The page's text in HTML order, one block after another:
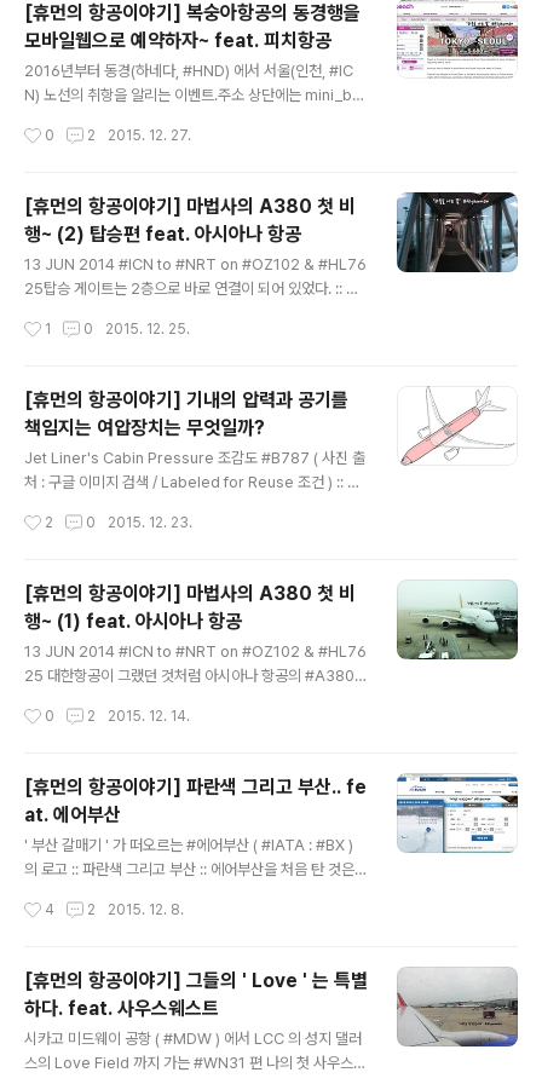
예정된 탑승 항공기의 대부분이 제주항공이 아닌 이스타항
공이라는 것이고,올해 예약된 목적지의 대부분이 동경이
아니라는 것이다. 그리고 분명한 것은, 작년만큼의 탑승 수
는 기록(???) 하지 못 할 것이라는 것. ' 주머니 사정이..
기를 힘차게 시작해 보고자, 그리고 새해가 된 기념..
[휴먼의 항공이야기] 복숭아항공의 동경행을
모바일웹으로 예약하자~ feat. 피치항공
2016년부터 동경(하네다, #HND) 에서 서울(인천, #IC
N) 노선의 취항을 알리는 이벤트.주소 상단에는 mini_ba
숭아항공... 동경에도 간다. :: 피치항공은 칸사이 공항의 저
하는 항공사로, 이미 서울-칸사이 노선은 일 3회에서 일 4
회로 늘리면서, 이미 많은 노선으로 포화상태라까지 불리
우는 서울-동경 노선을 취항하게 되었다. 2016년 2월 5
일 ~ 2016년 3월 26일 운항 스케줄#MM1009 편 하네
다 2:00 출발 서울 4:35 도착#MM1008 편 서울 22:50
입이 가능 한 것은, 칸사이 공항( ..
0 2 2015. 12. 27.
[휴먼의 항공이야기] 마법사의 A380 첫 비
행~ (2) 탑승편 feat. 아시아나 항공
13 JUN 2014 #ICN to #NRT on #OZ102 & #HL76
25탑승 게이트는 2층으로 바로 연결이 되어 있었다. :: 마
시간인 오전 8시30분 보다 빠른 시간에 게이트가 열렸다.
덕분에, 나 또한 탑승좌석이었 던 75K 의 자리에 기내 수
화물을 놓고 카메라와 함께 비행기를 둘러보기 시작하였
다. ' 무엇무엇이 있을까~~~~ ' 좌석간격 33inch 의 아시
아나 항공 A380 의 이코노미석(트래블 시트)좌측 하단의
' 전원 플러그 ' 가 유난히 눈에 띈다. 우선 처음 만나 본 아
비교적 넓은 공간을 만들어 준다..
1 0 2015. 12. 25.
[휴먼의 항공이야기] 기내의 압력과 공기를
책임지는 여압장치는 무엇일까?
Jet Liner's Cabin Pressure 조감도 #B787 ( 사진 출
처 : 구글 이미지 검색 / Labeled for Reuse 조건 ) :: 여
ress RegulatorCabin PressurizationCabin Press
는 갖추고 있는 엔진의 압축기에서 압축 도중 추출한 공기
(Bleed Air)등을 이용하여 공조장치를 통해 환기 시킨다.
그와 동시에 대기압을 자동감지하여 기내 압력과 차이가
많이 날 경우 공기업축장치와 콤푸레셔에서 기내의 지정된
여압구역에 공기를 공급해 주는 역할을 한다. 기압은 고도
2 0 2015. 12. 23.
[휴먼의 항공이야기] 마법사의 A380 첫 비
행~ (1) feat. 아시아나 항공
13 JUN 2014 #ICN to #NRT on #OZ102 & #HL76
25 대한항공이 그랬던 것처럼 아시아나 항공의 #A380
첫 비행 이야기 :: 대한항공의 A380 첫 취항을 경험하고
' IR 뉴스레터 ' 란을 통해 A380 도입을 공식화하였다. 내
용은 다음과 같다.' A380 1 호기는 6 월 13 일부터 단거리
노선인 나리타(매일), 홍콩(주 6 회) 운항을 시작한다. 또한
7 월말 2 호기 도입 후 8 월 중순부터 중장거리 노선 경쟁
력 강화를 위해 LA 노선에 투입할 계획이다. 아시아나 A3
블클 래스 417..
0 2 2015. 12. 14.
[휴먼의 항공이야기] 파란색 그리고 부산.. fe
at. 에어부산
' 부산 갈매기 ' 가 떠오르는 #에어부산 ( #IATA : #BX )
의 로고 :: 파란색 그리고 부산 :: 에어부산을 처음 탄 것은
인데 문득 떠오르는 이유는 당시 ( 2010년으로 기억 )에 L
는 비즈니스 기업을 대상으로 할인 요금을 적용해 주었기
때문이다. ' 이 글을 쓰면서 생각났다. 지금도 아마 당시 다
닌 회사의 직원으로 기업우대 고객으로 가입되어 있는 것
을... ' 에어부산은 아시아나항공의 자회사로 2007년 8월
' 부산 국제항공 주식회사 ' 로 2008년 10월 부산-김포 노
4 2 2015. 12. 8.
[휴먼의 항공이야기] 그들의 ' Love ' 는 특별
하다. feat. 사우스웨스트
시카고 미드웨이 공항 ( #MDW ) 에서 LCC 의 성지 댈러
스의 Love Field 까지 가는 #WN31 편 나의 첫 사우스웨